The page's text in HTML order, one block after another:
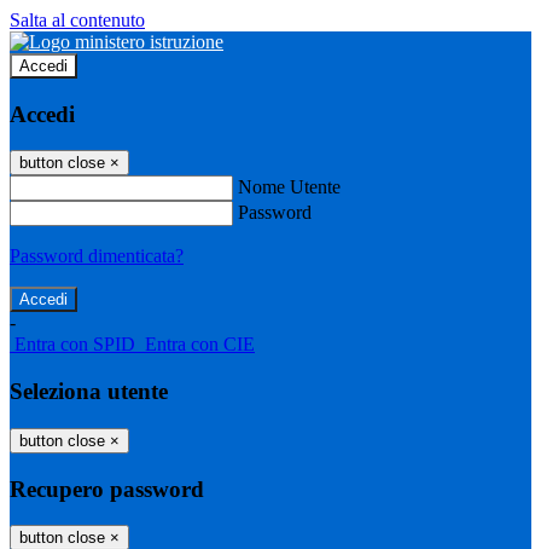
Salta al contenuto
Accedi
Accedi
button close ×
Nome Utente
Password
Password dimenticata?
-
Entra con SPID Entra con CIE
Seleziona utente
button close ×
Recupero password
button close ×